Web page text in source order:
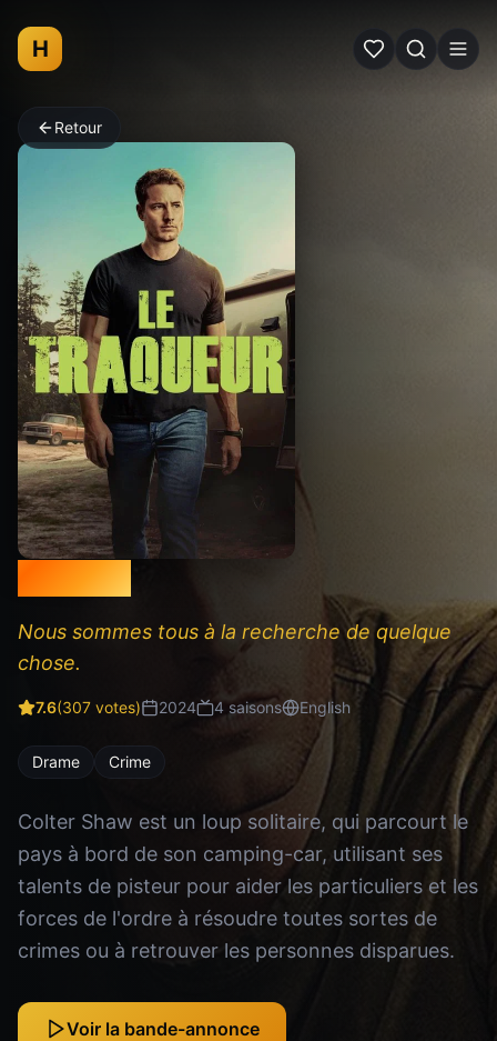
H
Retour
Tracker
Nous sommes tous à la recherche de quelque
chose.
7.6(307 votes) 2024 4 saisons English
Drame Crime
Colter Shaw est un loup solitaire, qui parcourt le
pays à bord de son camping-car, utilisant ses
talents de pisteur pour aider les particuliers et les
forces de l'ordre à résoudre toutes sortes de
crimes ou à retrouver les personnes disparues.
Voir la bande-annonce